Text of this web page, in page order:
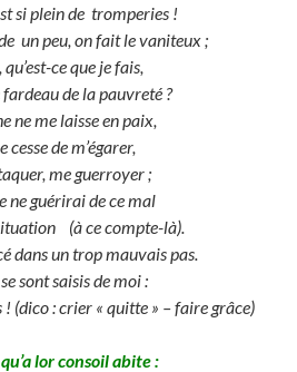
si plein de tromperies !
un peu, on fait le vaniteux ;
ce que je fais,
fardeau de la pauvreté ?
ne me laisse en paix,
cesse de m’égarer,
me guerroyer ;
ne guérirai de ce mal
(à ce compte-là).
dans un trop mauvais pas.
sont saisis de moi :
! (dico : crier « quitte » – faire grâce)
lor consoil abite :